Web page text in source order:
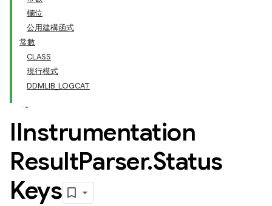
欄位
公用建構函式
常數
CLASS
現行模式
DDMLIB_LOGCAT
IInstrumentation
ResultParser.Status
Keys